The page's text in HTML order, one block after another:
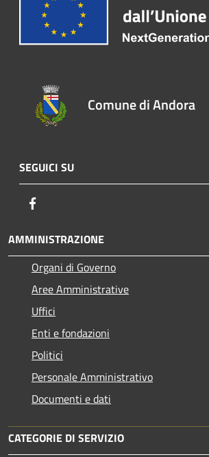
Comune di Andora
SEGUICI SU
AMMINISTRAZIONE
Organi di Governo
Aree Amministrative
Uffici
Enti e fondazioni
Politici
Personale Amministrativo
Documenti e dati
CATEGORIE DI SERVIZIO